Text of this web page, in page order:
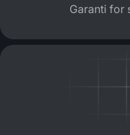
Garanti for